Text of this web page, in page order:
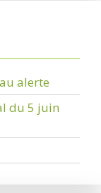
alerte
du 5 juin